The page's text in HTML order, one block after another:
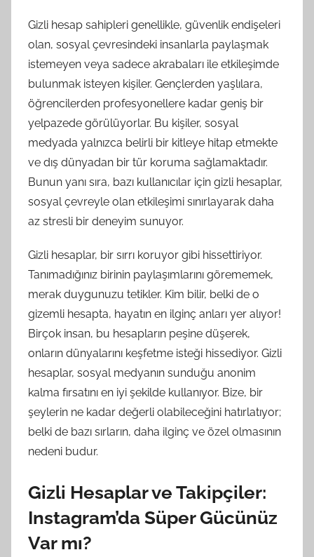
Gizli hesap sahipleri genellikle, güvenlik endişeleri
olan, sosyal çevresindeki insanlarla paylaşmak
istemeyen veya sadece akrabaları ile etkileşimde
bulunmak isteyen kişiler. Gençlerden yaşlılara,
öğrencilerden profesyonellere kadar geniş bir
yelpazede görülüyorlar. Bu kişiler, sosyal
medyada yalnızca belirli bir kitleye hitap etmekte
ve dış dünyadan bir tür koruma sağlamaktadır.
Bunun yanı sıra, bazı kullanıcılar için gizli hesaplar,
sosyal çevreyle olan etkileşimi sınırlayarak daha
az stresli bir deneyim sunuyor.
Gizli hesaplar, bir sırrı koruyor gibi hissettiriyor.
Tanımadığınız birinin paylaşımlarını görememek,
merak duygunuzu tetikler. Kim bilir, belki de o
gizemli hesapta, hayatın en ilginç anları yer alıyor!
Birçok insan, bu hesapların peşine düşerek,
onların dünyalarını keşfetme isteği hissediyor. Gizli
hesaplar, sosyal medyanın sunduğu anonim
kalma fırsatını en iyi şekilde kullanıyor. Bize, bir
şeylerin ne kadar değerli olabileceğini hatırlatıyor;
belki de bazı sırların, daha ilginç ve özel olmasının
nedeni budur.
Gizli Hesaplar ve Takipçiler:
Instagram’da Süper Gücünüz
Var mı?